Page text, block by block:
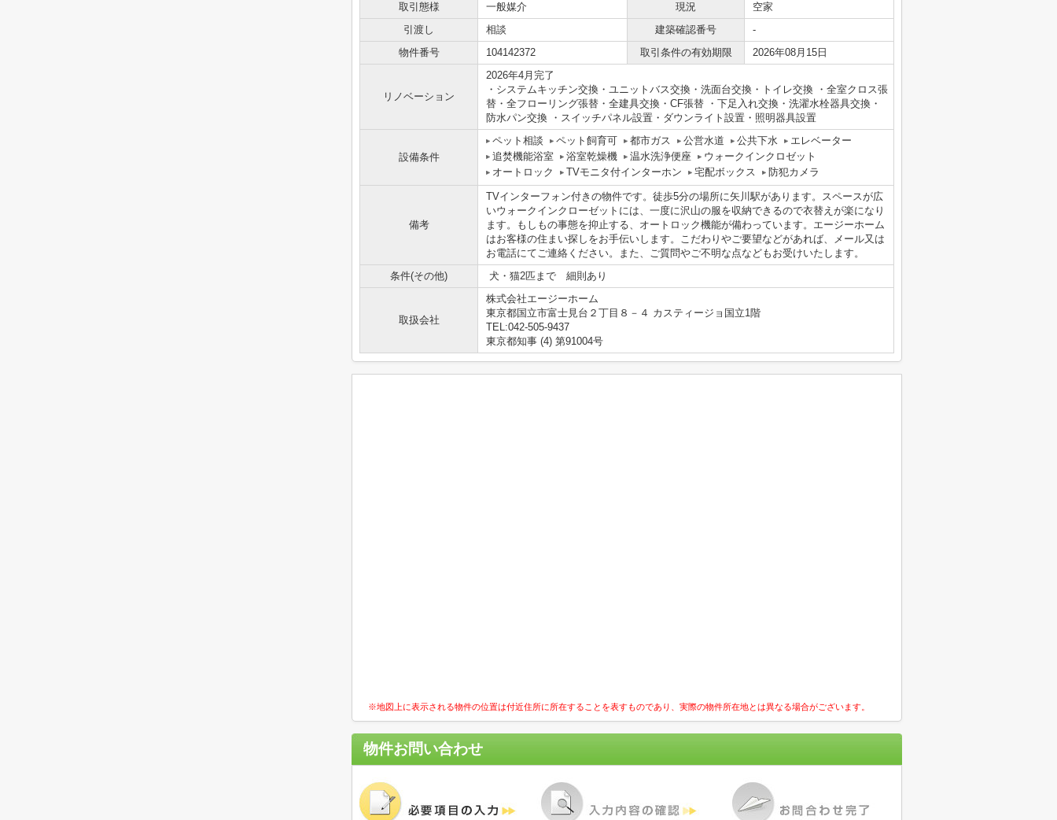
取引態様
一般媒介 現況
空家
引渡し
相談 建築確認番号
-
物件番号
104142372 取引条件の有効期限 2026年08月15日
リノベーション
2026年4月完了
・システムキッチン交換・ユニットバス交換・洗面台交換・トイレ交換 ・全室クロス張
替・全フローリング張替・全建具交換・CF張替 ・下足入れ交換・洗濯水栓器具交換・
防水パン交換 ・スイッチパネル設置・ダウンライト設置・照明器具設置
設備条件
ペット相談 ペット飼育可 都市ガス 公営水道 公共下水
エレベーター
追焚機能浴室
浴室乾燥機 温水洗浄便座
ウォークインクロゼット
オートロック
TVモニタ付インターホン 宅配ボックス 防犯カメラ
備考
TVインターフォン付きの物件です。徒歩5分の場所に矢川駅があります。スペースが広
いウォークインクローゼットには、一度に沢山の服を収納できるので衣替えが楽になり
ます。もしもの事態を抑止する、オートロック機能が備わっています。エージーホーム
はお客様の住まい探しをお手伝いします。こだわりやご要望などがあれば、メール又は
お電話にてご連絡ください。また、ご質問やご不明な点などもお受けいたします。
条件(その他)
犬・猫2匹まで 細則あり
取扱会社
株式会社エージーホーム
東京都国立市富士見台２丁目８－４ カスティージョ国立1階
TEL:042-505-9437
東京都知事 (4) 第91004号
※地図上に表示される物件の位置は付近住所に所在することを表すものであり、実際の物件所在地とは異なる場合がございます。
物件お問い合わせ